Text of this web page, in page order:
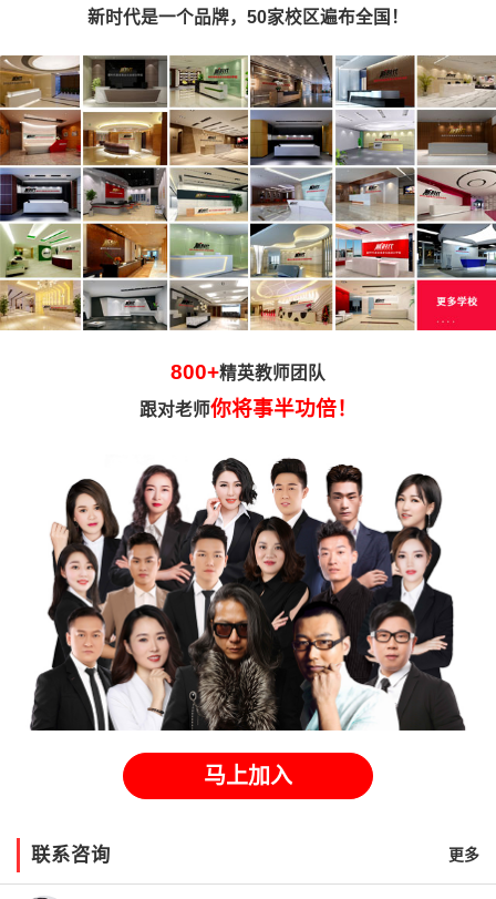
新时代是一个品牌，50家校区遍布全国！
800+精英教师团队
跟对老师你将事半功倍！
马上加入
联系咨询 更多